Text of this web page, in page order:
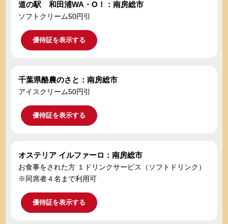
道の駅 和田浦WA・O！：南房総市
ソフトクリーム50円引
優待証を表示する
千葉県酪農のさと：南房総市
アイスクリーム50円引
優待証を表示する
オステリア イルファーロ：南房総市
お食事をされた方 １ドリンクサービス（ソフトドリンク）
※同席者４名まで利用可
優待証を表示する